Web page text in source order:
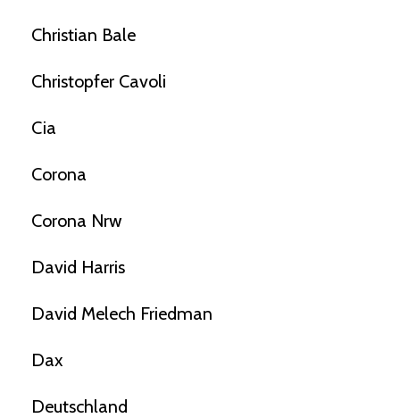
Christian Bale
Christopfer Cavoli
Cia
Corona
Corona Nrw
David Harris
David Melech Friedman
Dax
Deutschland